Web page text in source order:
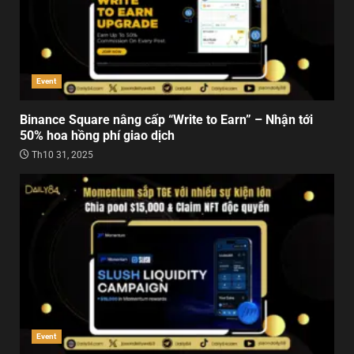
Event
Binance Square nâng cấp “Write to Earn” – Nhận tới
50% hoa hồng phí giao dịch
Th10 31, 2025
Event